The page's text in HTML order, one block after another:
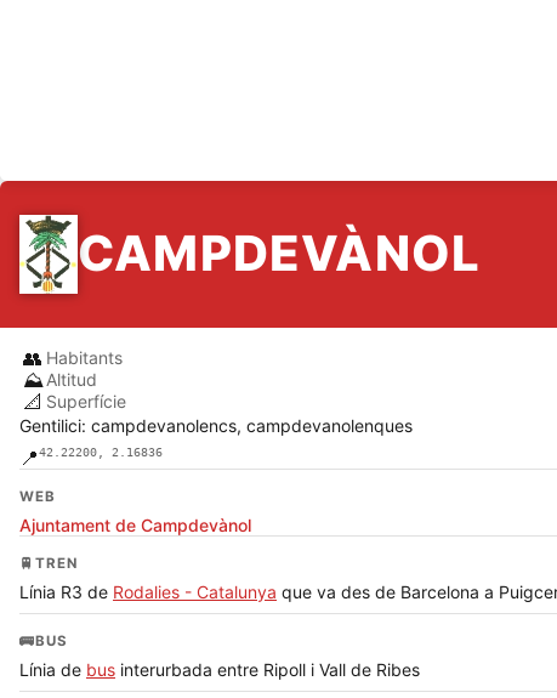
CAMPDEVÀNOL
👥 Habitants
⛰️ Altitud
📐 Superfície
Gentilici: campdevanolencs, campdevanolenques
📍42.22200, 2.16836
WEB
Ajuntament de Campdevànol
🚆 TREN
Línia R3 de Rodalies - Catalunya que va des de Barcelona a
🚌BUS
Línia de bus interurbada entre Ripoll i Vall de Ribes